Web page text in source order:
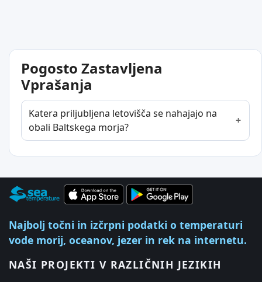
Pogosto Zastavljena
Vprašanja
Katera priljubljena letovišča se nahajajo na
obali Baltskega morja?
Najbolj točni in izčrpni podatki o temperaturi
vode morij, oceanov, jezer in rek na internetu.
NAŠI PROJEKTI V RAZLIČNIH JEZIKIH